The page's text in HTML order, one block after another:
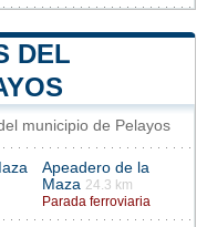
DEL
municipio de Pelayos
Apeadero de la
Maza 24.3 km
Parada ferroviaria